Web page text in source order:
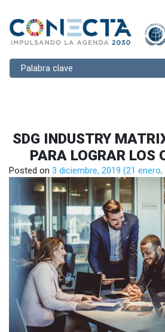
Buscar
SDG INDUSTRY
PARA LOGRAR LOS
Posted on 3 diciembre, 2019 (21 enero,